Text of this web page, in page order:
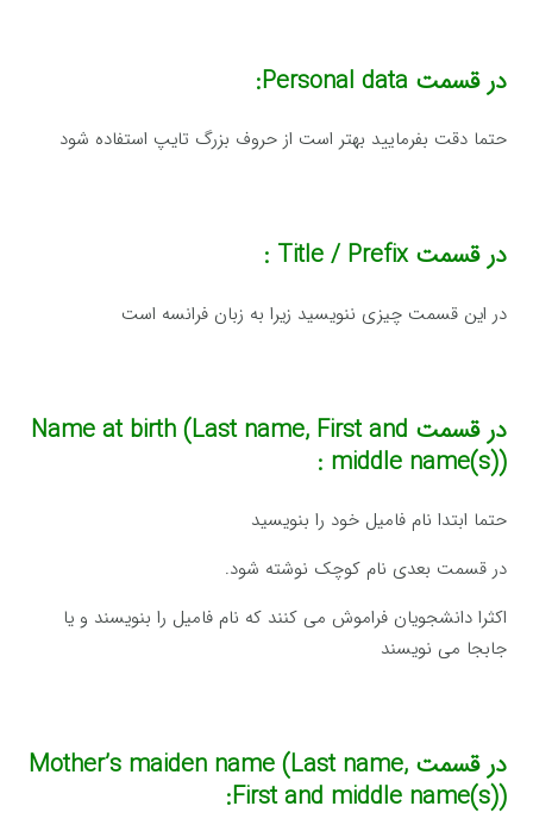
در قسمتPersonal data:
حتما دقت بفرمایید بهتر است از حروف بزرگ تایپ استفاده شود
در قسمتTitle / Prefix :
در این قسمت چیزی ننویسید زیرا به زبان فرانسه است
در قسمت Name at birth (Last name, First and
middle name(s)) :
حتما ابتدا نام فامیل خود را بنویسید
در قسمت بعدی نام کوچک نوشته شود.
اکثرا دانشجویان فراموش می کنند که نام فامیل را بنویسند و یا
جابجا می نویسند
در قسمت Mother’s maiden name (Last name,
First and middle name(s)):